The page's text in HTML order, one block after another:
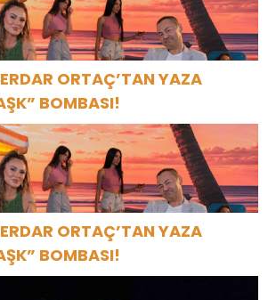
ORTAÇ’TAN YAZA
BOMBASI!
ORTAÇ’TAN YAZA
BOMBASI!